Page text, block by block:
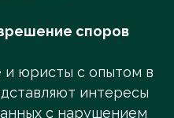
споров
и юристы с опытом в
интересы
с нарушением